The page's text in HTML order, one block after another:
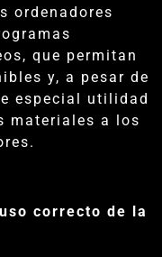
ordenadores
que permitan
y, a pesar de
especial utilidad
materiales a los
correcto de la